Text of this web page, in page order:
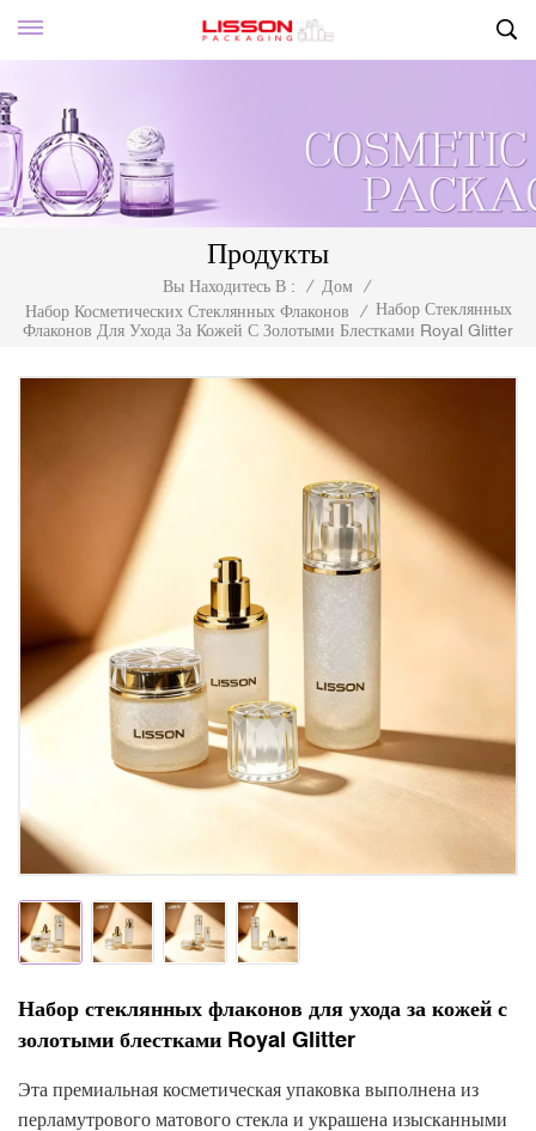
Продукты
Вы Находитесь В : / Дом /
Набор Косметических Стеклянных Флаконов
/ Набор Стеклянных
Флаконов Для Ухода За Кожей С Золотыми Блестками Royal Glitter
Набор стеклянных флаконов для ухода за кожей с
золотыми блестками Royal Glitter
Эта премиальная косметическая упаковка выполнена из
перламутрового матового стекла и украшена изысканными